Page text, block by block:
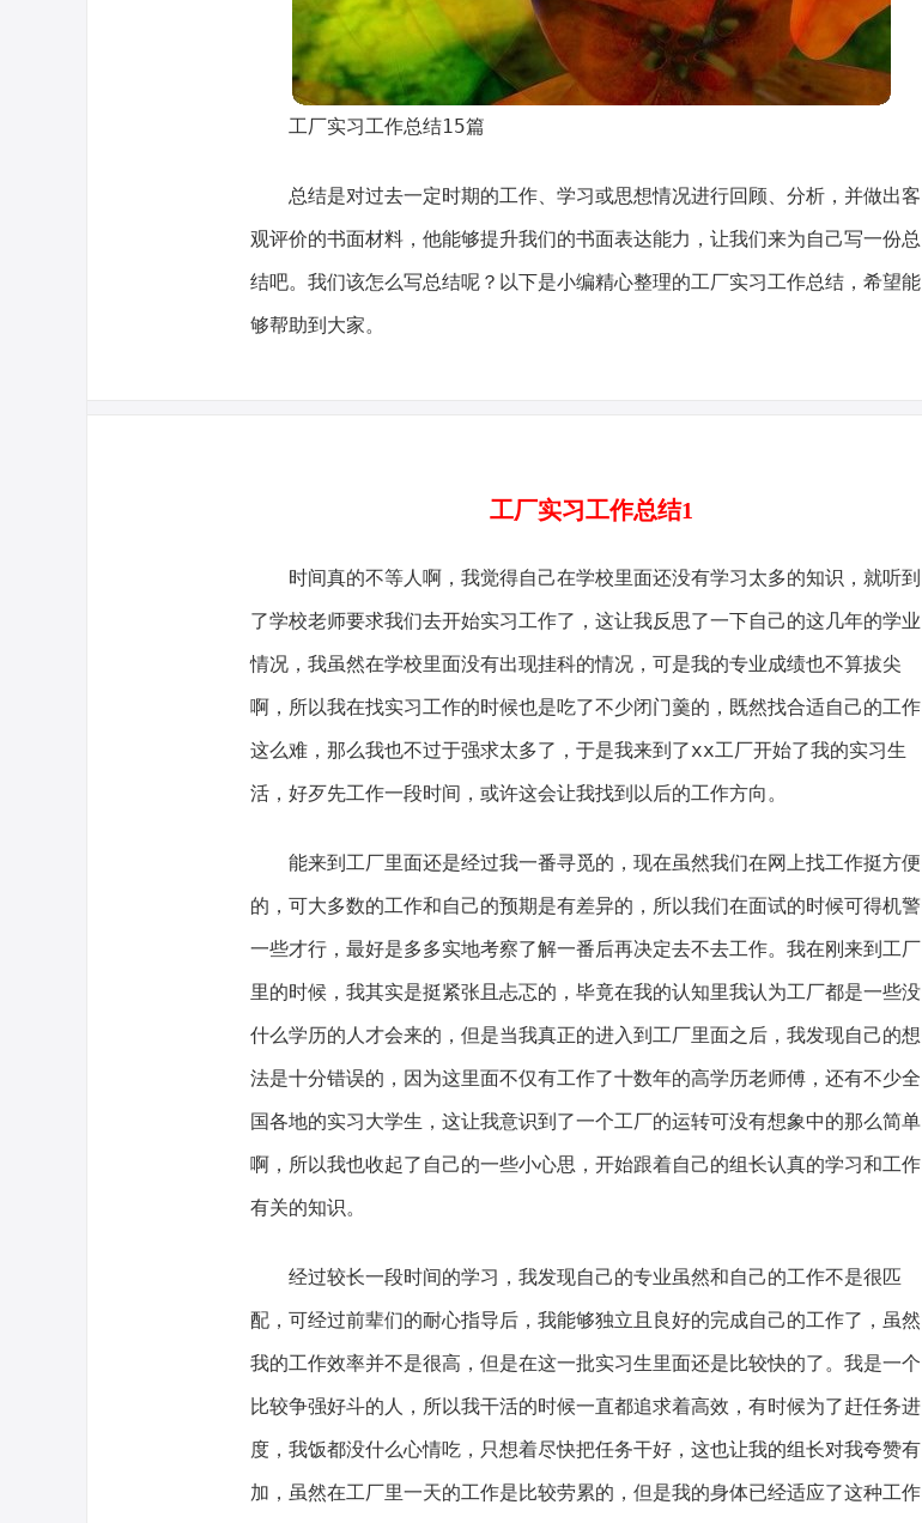
工厂实习工作总结15篇
总结是对过去一定时期的工作、学习或思想情况进行回顾、分析，并做出客
观评价的书面材料，他能够提升我们的书面表达能力，让我们来为自己写一份总
结吧。我们该怎么写总结呢？以下是小编精心整理的工厂实习工作总结，希望能
够帮助到大家。
工厂实习工作总结1
时间真的不等人啊，我觉得自己在学校里面还没有学习太多的知识，就听到
了学校老师要求我们去开始实习工作了，这让我反思了一下自己的这几年的学业
情况，我虽然在学校里面没有出现挂科的情况，可是我的专业成绩也不算拔尖
啊，所以我在找实习工作的时候也是吃了不少闭门羹的，既然找合适自己的工作
这么难，那么我也不过于强求太多了，于是我来到了xx工厂开始了我的实习生
活，好歹先工作一段时间，或许这会让我找到以后的工作方向。
能来到工厂里面还是经过我一番寻觅的，现在虽然我们在网上找工作挺方便
的，可大多数的工作和自己的预期是有差异的，所以我们在面试的时候可得机警
一些才行，最好是多多实地考察了解一番后再决定去不去工作。我在刚来到工厂
里的时候，我其实是挺紧张且忐忑的，毕竟在我的认知里我认为工厂都是一些没
什么学历的人才会来的，但是当我真正的进入到工厂里面之后，我发现自己的想
法是十分错误的，因为这里面不仅有工作了十数年的高学历老师傅，还有不少全
国各地的实习大学生，这让我意识到了一个工厂的运转可没有想象中的那么简单
啊，所以我也收起了自己的一些小心思，开始跟着自己的组长认真的学习和工作
有关的知识。
经过较长一段时间的学习，我发现自己的专业虽然和自己的工作不是很匹
配，可经过前辈们的耐心指导后，我能够独立且良好的完成自己的工作了，虽然
我的工作效率并不是很高，但是在这一批实习生里面还是比较快的了。我是一个
比较争强好斗的人，所以我干活的时候一直都追求着高效，有时候为了赶任务进
度，我饭都没什么心情吃，只想着尽快把任务干好，这也让我的组长对我夸赞有
加，虽然在工厂里一天的工作是比较劳累的，但是我的身体已经适应了这种工作